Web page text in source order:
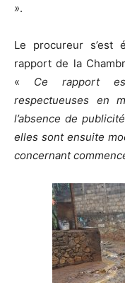
».
Le procureur s’est
rapport de la
« Ce rapport
respectueuses en
l’absence de
elles sont ensuite
concernant